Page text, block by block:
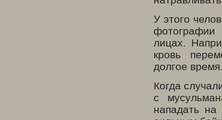
У этого
фотографии
лицах.
кровь
долгое
Когда
с
нападать